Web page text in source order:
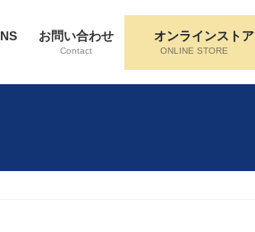
お問い合わせ
Contact
オンラインストア
ONLINE STORE